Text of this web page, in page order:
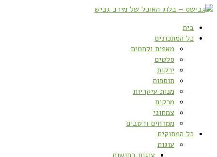
בית
כל המתכונים
מאפים ולחמים
סלטים
ירקות
תוספות
מנות עיקריות
מרקים
צמחוני
ממרחים ורטבים
כל המתוקים
עוגות